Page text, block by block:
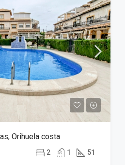
Orihuela costa
2 1 51